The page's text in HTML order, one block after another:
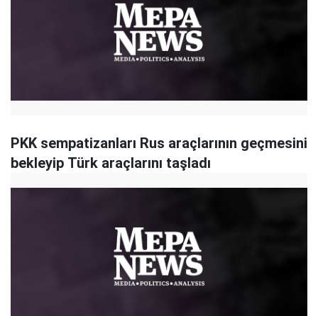
PKK sempatizanları Rus araçlarının geçmesini
bekleyip Türk araçlarını taşladı